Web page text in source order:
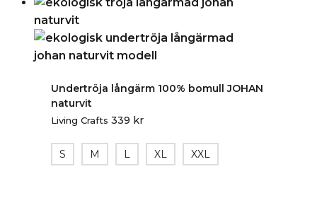
Undertröja långärm 100% bomull JOHAN
naturvit
Living Crafts 339 kr
S M L XL XXL